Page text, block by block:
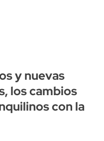
y nuevas
los cambios
con la